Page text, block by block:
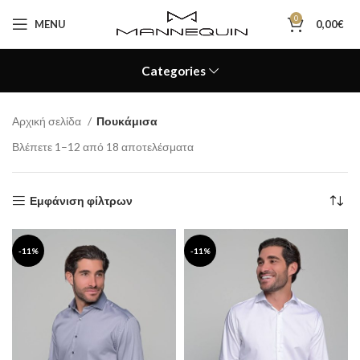
MENU 0 0,00€
Categories
Αρχική σελίδα
Πουκάμισα
Βλέπετε 1–12 από 18 αποτελέσματα
Εμφάνιση φίλτρων
-11% -11%